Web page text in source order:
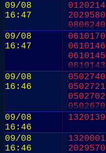
09/08
16:47
0120214
2029580
0806240
09/08
16:47
0610170
0610146
0610145
0610143
2029571
0502999
09/08
16:46
0502740
0502721
0502702
0502670
0502649
0502536
0502284
09/08
16:46
1320139
09/08
16:46
1320001
2029570